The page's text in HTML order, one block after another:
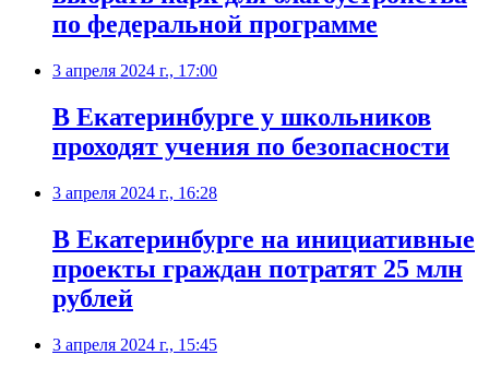
по федеральной программе
3 апреля 2024 г., 17:00
В Екатеринбурге у школьников
проходят учения по безопасности
3 апреля 2024 г., 16:28
В Екатеринбурге на инициативные
проекты граждан потратят 25 млн
рублей
3 апреля 2024 г., 15:45